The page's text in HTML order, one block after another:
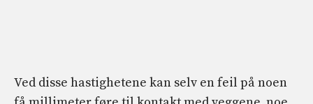
Ved disse hastighetene kan selv en feil på noen